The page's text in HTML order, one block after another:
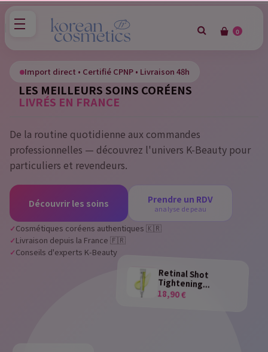
0
Import direct • Certifié CPNP • Livraison 48h
LES MEILLEURS SOINS CORÉENS
LIVRÉS EN FRANCE
De la routine quotidienne aux commandes
professionnelles — découvrez l'univers K-Beauty pour
particuliers et revendeurs.
Découvrir les soins Prendre un RDV
analyse de peau
Cosmétiques coréens authentiques 🇰🇷
Livraison depuis la France 🇫🇷
Conseils d'experts K-Beauty
Retinal Shot
Tightening...
18,90 €
Sign in
You need to be logged in to save products in your wish
list.
Cancel